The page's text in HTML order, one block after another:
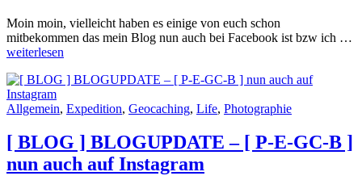
Sports
Moin moin, vielleicht haben es einige von euch schon
mitbekommen das mein Blog nun auch bei Facebook ist bzw ich …
weiterlesen
Allgemein, Expedition, Geocaching, Life, Photographie
[ BLOG ] BLOGUPDATE – [ P-E-GC-B ]
nun auch auf Instagram